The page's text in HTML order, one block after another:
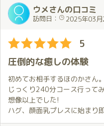
そして、その後はあんなこと
気配を感じたのか、所々で気
なしがまたうれしい💕
また、最近頑張ってる
た。
毎回のことですが、本当に充
２月３月は推し活三昧でした。
ライヴにお笑い、そしてほの
推しと同じ空間でいることは
ちゃんは触れることが出来る
毎回思いますが、本当に貴重
トに快く対応していただけまし
試してみたいことがあったの
願いしたのですが希望した通
寒い日だからなのか、この日
感じました。
私服の可愛い穂香さんが温か
も幸せな気持ちで満たされます
そのようなこともあって今回
動できないまま…。
お伺いした日は東京で雪が降
ウメさんの口コミ
訪問日： 2025年03月
5
圧倒的な癒しの体験
初めてお相手するほのかさん。
じっくり240分コース行って
想像以上でした!
ハグ、顔面乳プレスに始まり
間に昇天の連続。